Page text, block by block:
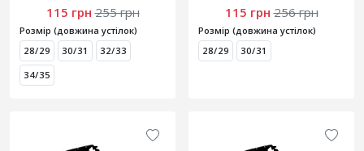
115 грн 255 грн
Розмір (довжина устілок)
28/29
30/31
32/33
34/35
115 грн 256 грн
Розмір (довжина устілок)
28/29
30/31